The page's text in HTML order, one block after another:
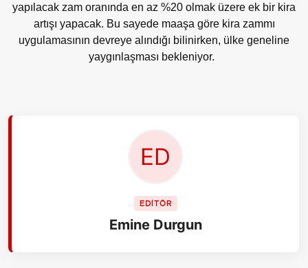
yapılacak zam oranında en az %20 olmak üzere ek bir kira
artışı yapacak. Bu sayede maaşa göre kira zammı
uygulamasının devreye alındığı bilinirken, ülke geneline
yaygınlaşması bekleniyor.
EDİTÖR
Emine Durgun